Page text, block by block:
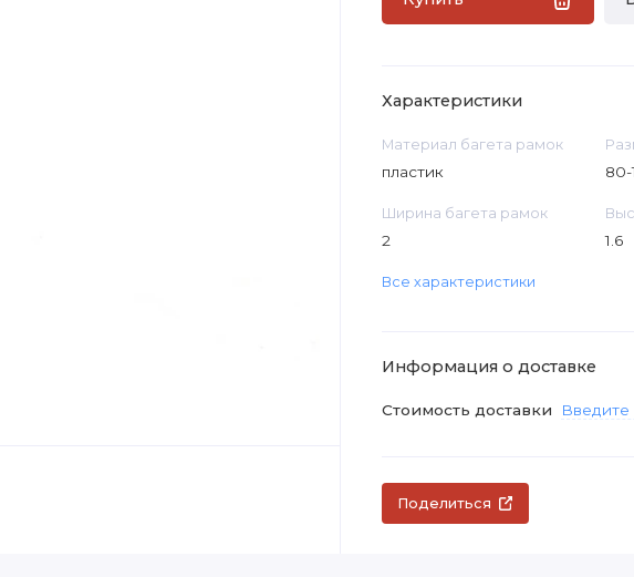
Характеристики
Материал багета рамок
пластик 80-
Ширина багета рамок
2 1.6
Все характеристики
Информация о доставке
Стоимость доставки Введите
Поделиться